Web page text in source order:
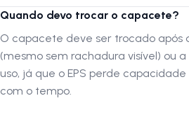
Excelente ventilação que mantém o fluxo
Forro interno lavável que garante
Tela anti-inseto integrada, ideal para
Ajuste milimétrico que proporciona
Quando devo trocar o capacete?
O capacete deve ser trocado
(mesmo sem rachadura visível) ou
uso, já que o EPS perde
com o tempo.